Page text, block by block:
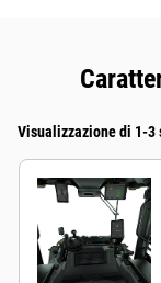
Visualizzazione di 1-3